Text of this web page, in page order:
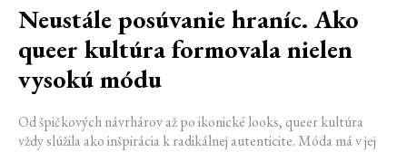
Neustále posúvanie hraníc. Ako
queer kultúra formovala nielen
vysokú módu
Od špičkových návrhárov až po ikonické looks, queer kultúra
vždy slúžila ako inšpirácia k radikálnej autenticite. Móda má v jej